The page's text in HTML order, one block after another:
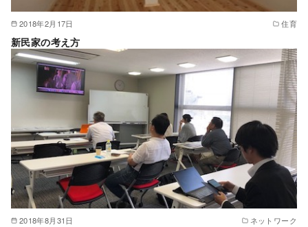
2018年2月17日 住育
新民家の考え方
2018年8月31日 ネットワーク